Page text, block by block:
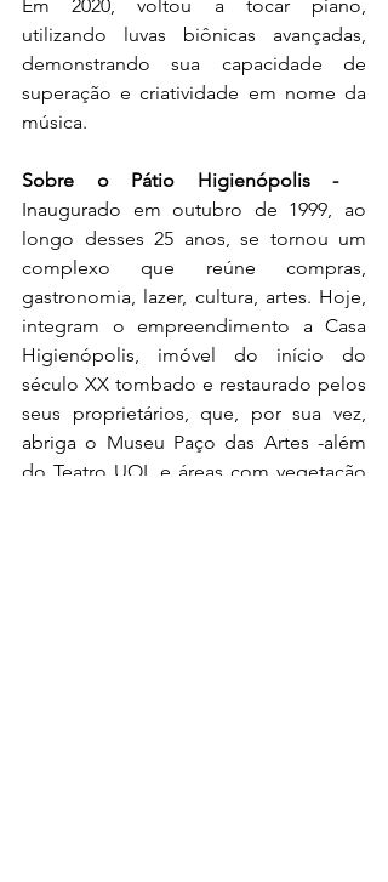
Em 2020, voltou a tocar piano,
utilizando luvas biônicas avançadas,
demonstrando sua capacidade de
superação e criatividade em nome da
música.
Inaugurado em outubro de 1999, ao
longo desses 25 anos, se tornou um
complexo que reúne compras,
gastronomia, lazer, cultura, artes. Hoje,
integram o empreendimento a Casa
Higienópolis, imóvel do início do
século XX tombado e restaurado pelos
seus proprietários, que, por sua vez,
abriga o Museu Paço das Artes -além
do Teatro UOL e áreas com vegetação